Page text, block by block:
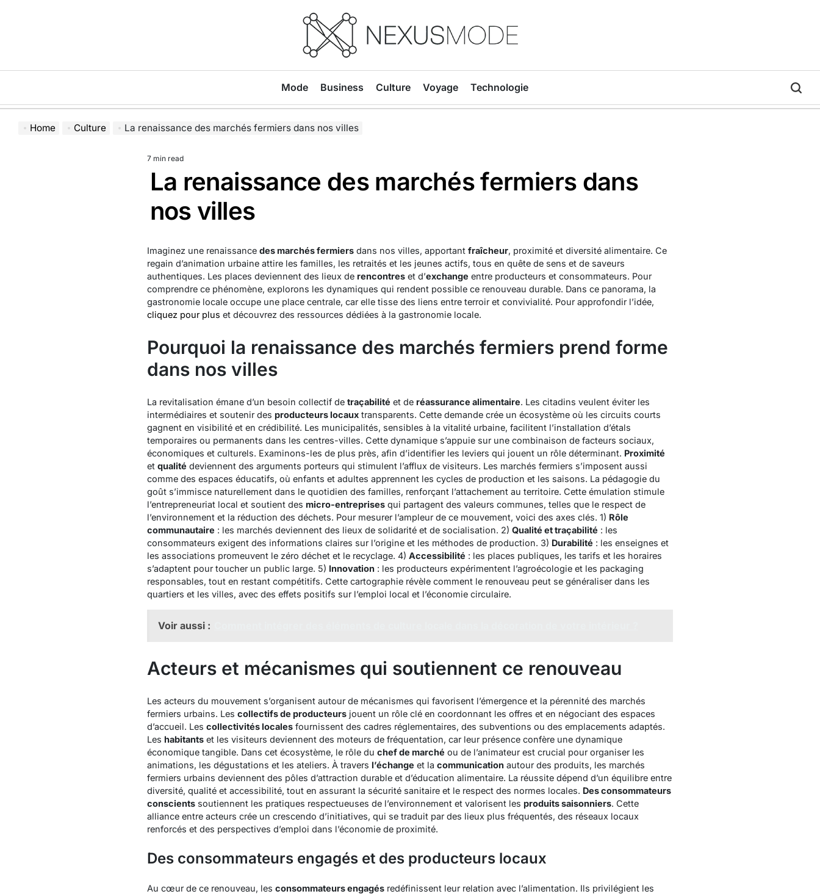
Nexusmode
Mode Business Culture Voyage Technologie
Home Culture La renaissance des marchés fermiers dans nos villes
Estimated
read
7 min read
La renaissance des marchés fermiers dans
nos villes
Imaginez une renaissance des marchés fermiersdans nos villes, apportant fraîcheur, proximité et diversité alimentaire. Ce
regain d’animation urbaine attire les familles, les retraités et les jeunes actifs, tous en quête de sens et de saveurs
authentiques. Les places deviennent des lieux de rencontreset d’exchange entre producteurs et consommateurs. Pour
comprendre ce phénomène, explorons les dynamiques qui rendent possible ce renouveau durable. Dans ce panorama, la
gastronomie locale occupe une place centrale, car elle tisse des liens entre terroir et convivialité. Pour approfondir l’idée,
cliquez pour plus et découvrez des ressources dédiées à la gastronomie locale.
Pourquoi la renaissance des marchés fermiers prend forme
dans nos villes
La revitalisation émane d’un besoin collectif de traçabilité et de réassurance alimentaire. Les citadins veulent éviter les
intermédiaires et soutenir des producteurs locauxtransparents. Cette demande crée un écosystème où les circuits courts
gagnent en visibilité et en crédibilité. Les municipalités, sensibles à la vitalité urbaine, facilitent l’installation d’étals
temporaires ou permanents dans les centres-villes. Cette dynamique s’appuie sur une combinaison de facteurs sociaux,
économiques et culturels. Examinons-les de plus près, afin d’identifier les leviers qui jouent un rôle déterminant. Proximité
et qualité deviennent des arguments porteurs qui stimulent l’afflux de visiteurs. Les marchés fermiers s’imposent aussi
comme des espaces éducatifs, où enfants et adultes apprennent les cycles de production et les saisons. La pédagogie du
goûts’immisce naturellement dans le quotidien des familles, renforçant l’attachement au territoire. Cette émulation stimule
l’entrepreneuriat local et soutient des micro-entreprisesqui partagent des valeurs communes, telles que le respect de
l’environnement et la réduction des déchets. Pour mesurer l’ampleur de ce mouvement, voici des axes clés. 1) Rôle
communautaire : les marchés deviennent des lieux de solidarité et de socialisation. 2) Qualité et traçabilité : les
consommateurs exigent des informations claires sur l’origine et les méthodes de production. 3) Durabilité : les enseignes et
les associations promeuvent le zéro déchet et le recyclage. 4) Accessibilité : les places publiques, les tarifs et les horaires
s’adaptent pour toucher un public large. 5) Innovation: les producteurs expérimentent l’agroécologie et les packaging
responsables, tout en restant compétitifs. Cette cartographie révèle comment le renouveau peut se généraliser dans les
quartiers et les villes, avec des effets positifs sur l’emploi local et l’économie circulaire.
Voir aussi :
Acteurs et mécanismes qui soutiennent ce renouveau
Les acteurs du mouvement s’organisent autour de mécanismes qui favorisent l’émergence et la pérennité des marchés
fermiers urbains. Les collectifs de producteursjouent un rôle clé en coordonnant les offres et en négociant des espaces
d’accueil. Les collectivités localesfournissent des cadres réglementaires, des subventions ou des emplacements adaptés.
Les habitantset les visiteurs deviennent des moteurs de fréquentation, car leur présence confère une dynamique
économique tangible. Dans cet écosystème, le rôle du chef de marché ou de l’animateur est crucial pour organiser les
animations, les dégustations et les ateliers. À travers l’échange et la communicationautour des produits, les marchés
fermiers urbains deviennent des pôles d’attraction durable et d’éducation alimentaire. La réussite dépend d’un équilibre entre
diversité, qualité et accessibilité, tout en assurant la sécurité sanitaire et le respect des normes locales. Des consommateurs
conscientssoutiennent les pratiques respectueuses de l’environnement et valorisent les produits saisonniers. Cette
alliance entre acteurs crée un crescendo d’initiatives, qui se traduit par des lieux plus fréquentés, des réseaux locaux
renforcés et des perspectives d’emploi dans l’économie de proximité.
Des consommateurs engagés et des producteurs locaux
Au cœur de ce renouveau, les consommateurs engagésredéfinissent leur relation avec l’alimentation. Ils privilégient les